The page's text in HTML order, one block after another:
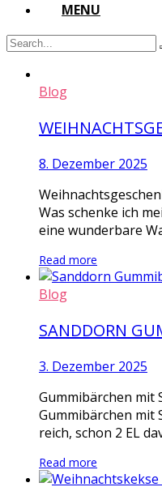
MENU
Blog
8. Dezember 2025
Was schenke ich
eine wunderbare
Read more
Blog
SANDDORN
3. Dezember 2025
Gummibärchen mit
Gummibärchen mit
reich, schon 2 EL
Read more